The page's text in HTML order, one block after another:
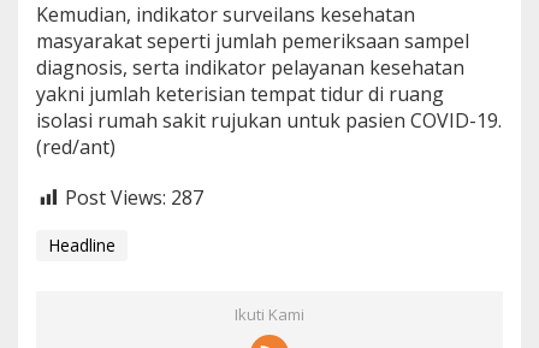
Kemudian, indikator surveilans kesehatan
masyarakat seperti jumlah pemeriksaan sampel
diagnosis, serta indikator pelayanan kesehatan
yakni jumlah keterisian tempat tidur di ruang
isolasi rumah sakit rujukan untuk pasien COVID-19.
(red/ant)
Post Views: 287
Headline
Ikuti Kami